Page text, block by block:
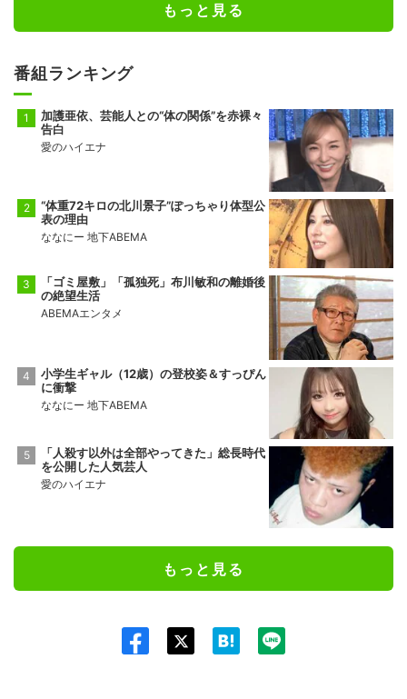
もっと見る
番組ランキング
加護亜依、芸能人との“体の関係”を赤裸々
告白
愛のハイエナ
“体重72キロの北川景子”ぽっちゃり体型公
表の理由
ななにー 地下ABEMA
「ゴミ屋敷」「孤独死」布川敏和の離婚後
の絶望生活
ABEMAエンタメ
小学生ギャル（12歳）の登校姿＆すっぴん
に衝撃
ななにー 地下ABEMA
「人殺す以外は全部やってきた」総長時代
を公開した人気芸人
愛のハイエナ
もっと見る